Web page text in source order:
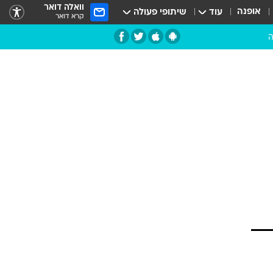
אופנה עוד שיתופי פעולה וואלה דואר
קרא דואר